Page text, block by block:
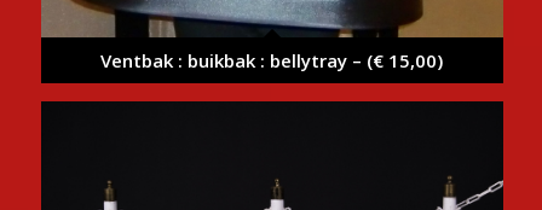
Ventbak : buikbak : bellytray – (€ 15,00)